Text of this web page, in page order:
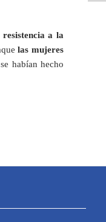
a la
las mujeres
habían hecho